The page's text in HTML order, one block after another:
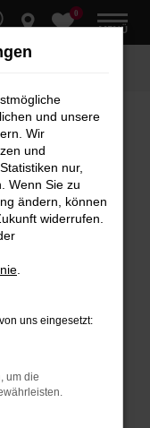
0
MENÜ
können:
deine
deine
und unsere
Wir
und
nur,
Wenn Sie zu
ändern, können
widerrufen.
uns eingesetzt:
um die